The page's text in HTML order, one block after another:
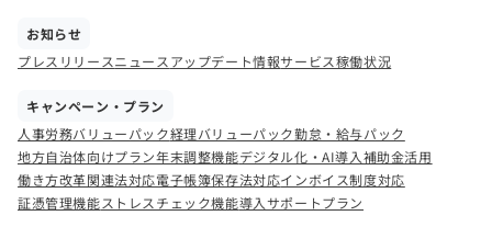
お知らせ
プレスリリースニュース アップデート情報サービス稼働状況
キャンペーン・プラン
人事労務バリューパック経理バリューパック勤怠・給与パック
地方自治体向けプラン年末調整機能デジタル化・AI導入補助金活用
働き方改革関連法対応電子帳簿保存法対応インボイス制度対応
証憑管理機能ストレスチェック機能導入サポートプラン